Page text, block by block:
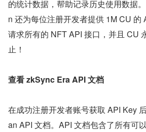
的统计数据，帮助记录历史使用数据
n 还为每位注册开发者提供 1M CU 的
请求所有的 NFT API 接口，并且 CU
止！
查看 zkSync Era API 文档
在成功注册开发者账号获取 API Key
an API 文档。API 文档包含了所有可